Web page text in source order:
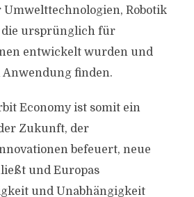
Robotik
die ursprünglich für
entwickelt wurden und
finden.
Economy ist somit ein
Zukunft, der
befeuert, neue
und Europas
und Unabhängigkeit